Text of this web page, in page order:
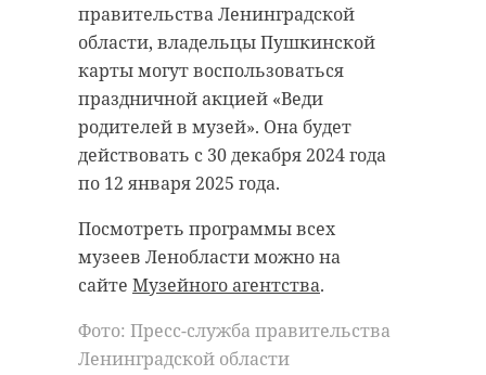
правительства Ленинградской
области, владельцы Пушкинской
карты могут воспользоваться
праздничной акцией «Веди
родителей в музей». Она будет
действовать с 30 декабря 2024 года
по 12 января 2025 года.
Посмотреть программы всех
музеев Ленобласти можно на
сайте Музейного агентства.
Фото: Пресс-служба правительства
Ленинградской области
РЕКОМЕНДУЕМ
В Ленобласти
стартовал
новогодний
проект для детей
Дед Мороз"
устроил
праздник ...